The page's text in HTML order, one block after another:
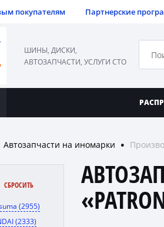
покупателям Партнерские
ШИНЫ, ДИСКИ,
АВТОЗАПЧАСТИ, УСЛУГИ СТО
Автозапчасти на иномарки ●
СБРОСИТЬ
(2955)
(2333)